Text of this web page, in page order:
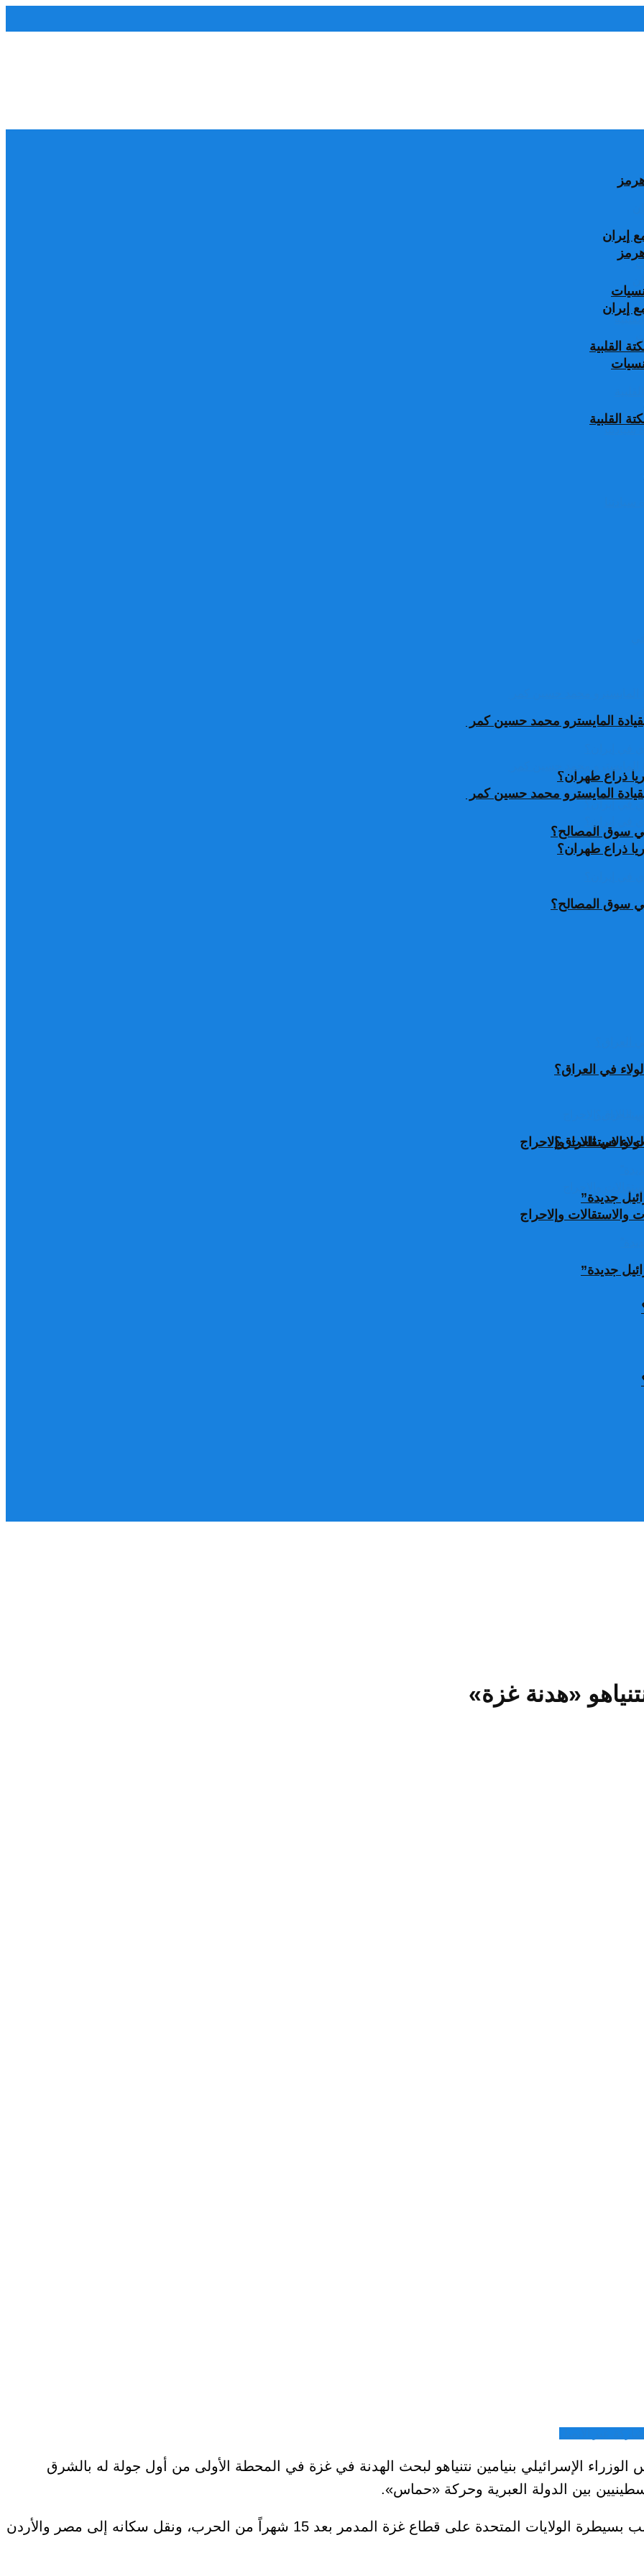
إيران
القلبية
المايسترو محمد حسين كمر
ذراع طهران؟
في سوق المصالح؟
في العراق؟
وإلاحراج
جديدة”
إيران
القلبية
المايسترو محمد حسين كمر
ذراع طهران؟
في سوق المصالح؟
في العراق؟
وإلاحراج
جديدة”
«هدنة غزة»
الوزراء الإسرائيلي بنيامين نتنياهو لبحث الهدنة في غزة في المحطة الأولى من أول جولة له بالشرق
بين الدولة العبرية وحركة «حماس».
ومن المتوقع أن يبحث روبيو اقتراح الرئيس دونالد ترمب بسيطرة الولايات المتحدة على قطاع غزة المدمر بعد 15 شهراً من الحرب، ونقل سكانه إلى مصر والأردن